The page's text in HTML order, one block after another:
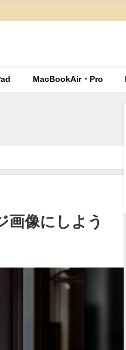
MacBookAir・Pro
画像にしよう